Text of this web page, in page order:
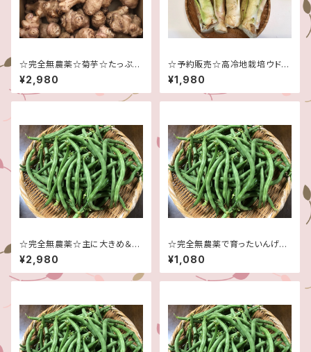
☆完全無農薬☆菊芋☆たっぷり
５キロです！☆信州産♪☆健康
食材☆
¥2,980
☆予約販売☆高冷地栽培ウド１
キロ☆信州産♪☆５月中頃から
の発送予定です☆完全無農薬☆
¥1,980
☆完全無農薬☆主に大きめ＆曲
がり☆いんげん☆たっぷり５キロ
です！☆信州産♪☆
¥2,980
☆完全無農薬で育ったいんげん
♪☆１キロ！☆
¥1,080